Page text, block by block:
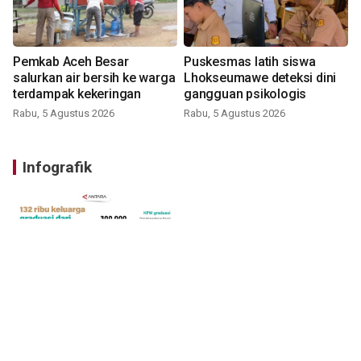
Pemkab Aceh Besar
salurkan air bersih ke warga
terdampak kekeringan
Rabu, 5 Agustus 2026
Puskesmas latih siswa
Lhokseumawe deteksi dini
gangguan psikologis
Rabu, 5 Agustus 2026
Infografik